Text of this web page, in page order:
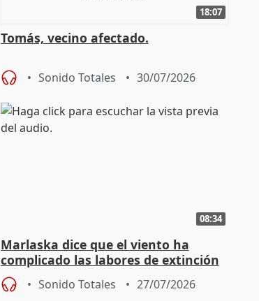
18:07
Tomás, vecino afectado.
Sonido Totales 30/07/2026
08:34
Marlaska dice que el viento ha
complicado las labores de extinción
durante la madrugada
Sonido Totales 27/07/2026